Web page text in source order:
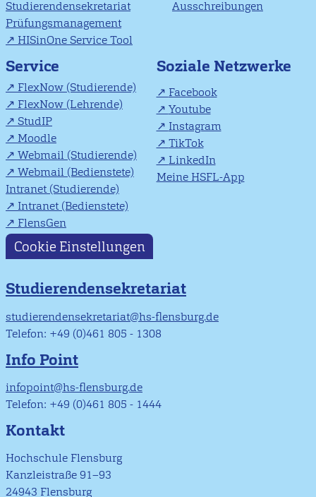
Studierendensekretariat
Prüfungsmanagement
HISinOne Service Tool
Ausschreibungen
Service
FlexNow (Studierende)
FlexNow (Lehrende)
StudIP
Moodle
Webmail (Studierende)
Webmail (Bedienstete)
Intranet (Studierende)
Intranet (Bedienstete)
FlensGen
Soziale Netzwerke
Facebook
Youtube
Instagram
TikTok
LinkedIn
Meine HSFL-App
Cookie Einstellungen
Studierendensekretariat
studierendensekretariat@hs-flensburg.de
Telefon: +49 (0)461 805 - 1308
Info Point
infopoint@hs-flensburg.de
Telefon: +49 (0)461 805 - 1444
Kontakt
Hochschule Flensburg
Kanzleistraße 91–93
24943 Flensburg